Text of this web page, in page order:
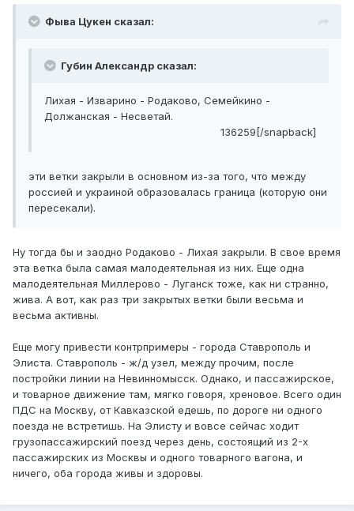
Фыва Цукен сказал:
Губин Александр сказал:
Лихая - Изварино - Родаково, Семейкино -
Должанская - Несветай.
136259[/snapback]
эти ветки закрыли в основном из-за того, что между
россией и украиной образовалась граница (которую они
пересекали).
Ну тогда бы и заодно Родаково - Лихая закрыли. В свое время
эта ветка была самая малодеятельная из них. Еще одна
малодеятельная Миллерово - Луганск тоже, как ни странно,
жива. А вот, как раз три закрытых ветки были весьма и
весьма активны.
Еще могу привести контрпримеры - города Ставрополь и
Элиста. Ставрополь - ж/д узел, между прочим, после
постройки линии на Невинномысск. Однако, и пассажирское,
и товарное движение там, мягко говоря, хреновое. Всего один
ПДС на Москву, от Кавказской едешь, по дороге ни одного
поезда не встретишь. На Элисту и вовсе сейчас ходит
грузопассажирский поезд через день, состоящий из 2-х
пассажирских из Москвы и одного товарного вагона, и
ничего, оба города живы и здоровы.